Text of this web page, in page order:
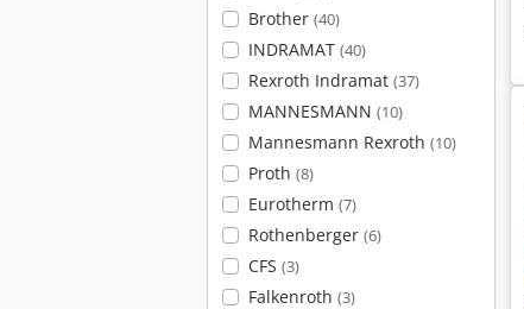
Brother (40)
INDRAMAT (40)
Rexroth Indramat (37)
MANNESMANN (10)
Mannesmann Rexroth (10)
Proth (8)
Eurotherm (7)
Rothenberger (6)
CFS (3)
Falkenroth (3)